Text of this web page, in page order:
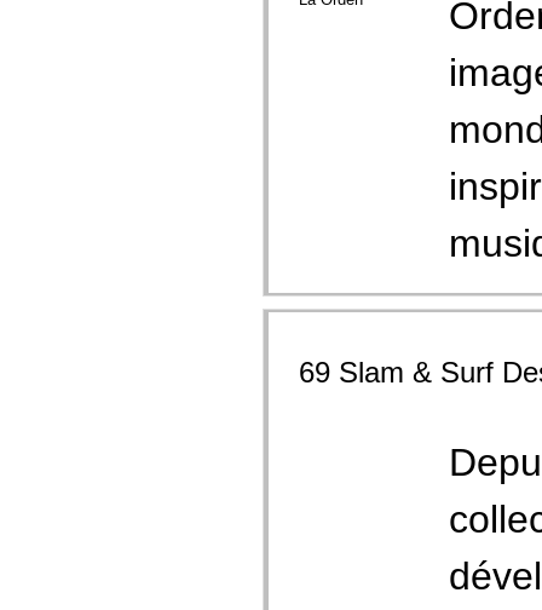
69 Slam & Surf